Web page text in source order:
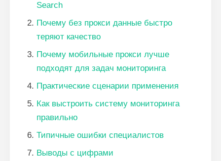
Search
Почему без прокси данные быстро
теряют качество
Почему мобильные прокси лучше
подходят для задач мониторинга
Практические сценарии применения
Как выстроить систему мониторинга
правильно
Типичные ошибки специалистов
Выводы с цифрами